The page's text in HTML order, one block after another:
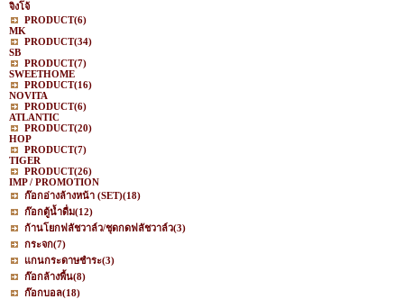
จิงโจ้
PRODUCT(6)
MK
PRODUCT(34)
SB
PRODUCT(7)
SWEETHOME
PRODUCT(16)
NOVITA
PRODUCT(6)
ATLANTIC
PRODUCT(20)
HOP
PRODUCT(7)
TIGER
PRODUCT(26)
IMP / PROMOTION
ก๊อกอ่างล้างหน้า (SET)(18)
ก๊อกตู้น้ำดื่ม(12)
ก้านโยกฟลัชวาล์ว/ชุดกดฟลัชวาล์ว(3)
กระจก(7)
แกนกระดาษชำระ(3)
ก๊อกล้างพื้น(8)
ก๊อกบอล(18)